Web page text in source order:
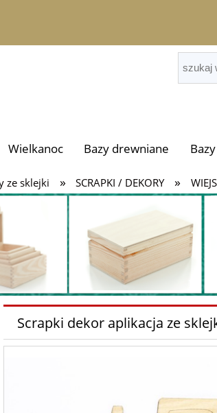
Wielkanoc Bazy drewniane
ze sklejki » SCRAPKI / DEKORY »
Scrapki dekor aplikacja ze